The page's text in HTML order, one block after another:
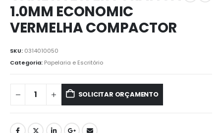
1.0MM ECONOMIC
VERMELHA COMPACTOR
SKU: 0314010050
Categoria: Papelaria e Escritório
SOLICITAR ORÇAMENTO